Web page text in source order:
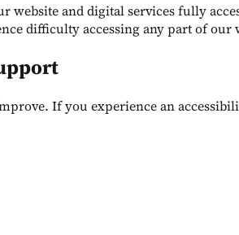
website and digital services fully
difficulty accessing any part of
If you experience an